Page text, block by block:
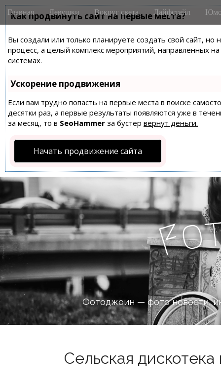
Как продвинуть сайт на первые места?
Вы создали или только планируете создать свой сайт,
процесс, а целый комплекс мероприятий, направленных
системах.
Ускорение продвижения
Если вам трудно попасть на первые места в поиске
десятки раз, а первые результаты появляются уже в
за месяц, то в SeoHammer за бустер вернут деньги.
Начать продвижение сайта
M
a
n
m
e
n
u
i
Главная Девушки Вокруг света Лайфстайл
Fo
Фотоджоин — фото новости,
Сельская